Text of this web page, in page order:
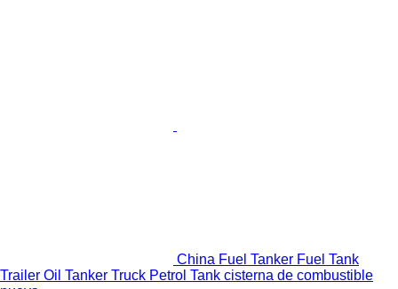
China Fuel Tanker Fuel Tank
Trailer Oil Tanker Truck Petrol Tank cisterna de combustible